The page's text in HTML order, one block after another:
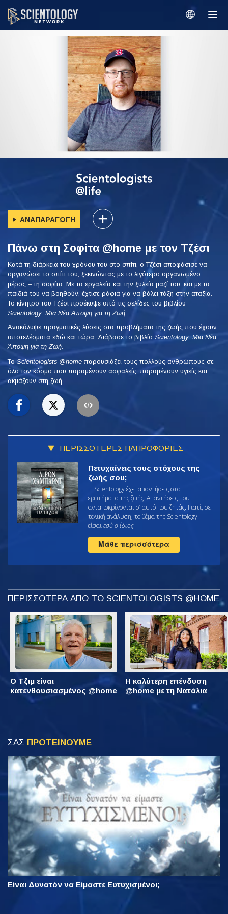
ΑΝΑΠΑΡΑΓΩΓΗ
Πάνω στη Σοφίτα @home με τον Τζέσι
Κατά τη διάρκεια του χρόνου του στο σπίτι, ο Τζέσι αποφάσισε να
οργανώσει το σπίτι του, ξεκινώντας με το λιγότερο οργανωμένο
μέρος – τη σοφίτα. Με τα εργαλεία και την ξυλεία μαζί του, και με τα
παιδιά του να βοηθούν, έχτισε ράφια για να βάλει τάξη στην αταξία.
Το κίνητρο του Τζέσι προέκυψε από τις σελίδες του βιβλίου
Scientology: Μια Νέα Άποψη για τη Ζωή
Ανακάλυψε πραγματικές λύσεις στα προβλήματα της ζωής που έχουν
αποτελέσματα εδώ και τώρα. Διάβασε το βιβλίο Scientology: Μια Νέα
Άποψη για τη Ζωή.
To Scientologists @home παρουσιάζει τους πολλούς ανθρώπους σε
όλο τον κόσμο που παραμένουν ασφαλείς, παραμένουν υγιείς και
ακμάζουν στη ζωή.
ΠΕΡΙΣΣΟΤΕΡΕΣ ΠΛΗΡΟΦΟΡΙΕΣ
Πετυχαίνεις τους στόχους της
ζωής σου;
Η Scientology έχει απαντήσεις στα
ερωτήματα της ζωής. Απαντήσεις που
ανταποκρίνονται σ’ αυτό που ζητάς. Γιατί, σε
τελική ανάλυση, το θέμα της Scientology
είσαιεσύ ο ίδιος.
Μάθε περισσότερα
ΠΕΡΙΣΣΟΤΕΡΑ ΑΠΟ ΤΟ SCIENTOLOGISTS @HOME
Ο Τζιμ είναι
κατενθουσιασμένος @home
Η καλύτερη επένδυση
@home με τη Νατάλια
ΣΑΣ ΠΡΟΤΕΙΝΟΥΜΕ
Είναι Δυνατόν να Είμαστε Ευτυχισμένοι;